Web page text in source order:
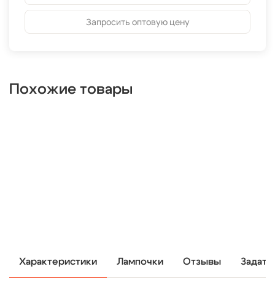
Запросить оптовую цену
Похожие товары
Характеристики Лампочки Отзывы